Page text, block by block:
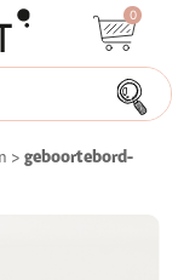
0
> geboortebord-